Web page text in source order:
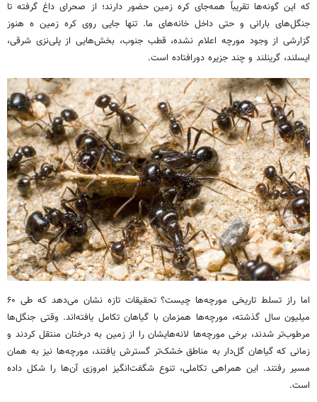
که این گونه‌ها تقریباً همه‌جای کره زمین حضور دارند؛ از صحرای داغ گرفته تا
جنگل‌های بارانی و حتی داخل خانه‌های ما. تنها جایی روی کره زمین ه هنوز
گزارشی از وجود مورچه اعلام نشده، قطب جنوب، بخش‌هایی از پلی‌نزی شرقی،
ایسلند، گرینلند و چند جزیره دورافتاده است.
اما راز تسلط تاریخی مورچه‌ها چیست؟ تحقیقات تازه نشان می‌دهد که طی ۶۰
میلیون سال گذشته، مورچه‌ها همزمان با گیاهان تکامل یافته‌اند. وقتی جنگل‌ها
مرطوب‌تر شدند، برخی مورچه‌ها لانه‌هایشان را از زمین به درختان منتقل کردند و
زمانی که گیاهان گل‌دار به مناطق خشک‌تر گسترش یافتند، مورچه‌ها نیز به همان
مسیر رفتند. این همراهی تکاملی، تنوع شگفت‌انگیز امروزی آن‌ها را شکل داده
است.